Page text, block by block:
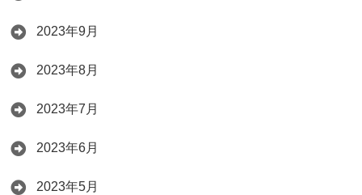
2023年9月
2023年8月
2023年7月
2023年6月
2023年5月